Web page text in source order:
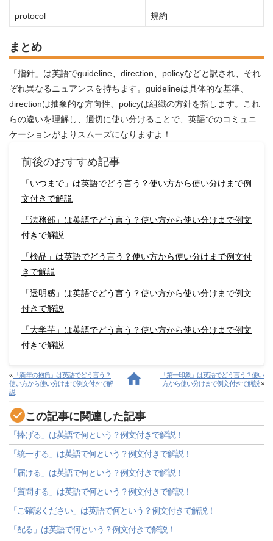
protocol 規約
まとめ
「指針」は英語でguideline、direction、policyなどと訳され、それ
ぞれ異なるニュアンスを持ちます。guidelineは具体的な基準、
directionは抽象的な方向性、policyは組織の方針を指します。これ
らの違いを理解し、適切に使い分けることで、英語でのコミュニ
ケーションがよりスムーズになりますよ！
前後のおすすめ記事
「いつまで」は英語でどう言う？使い方から使い分けまで例
文付きで解説
「法務部」は英語でどう言う？使い方から使い分けまで例文
付きで解説
「検品」は英語でどう言う？使い方から使い分けまで例文付
きで解説
「透明感」は英語でどう言う？使い方から使い分けまで例文
付きで解説
「大学芋」は英語でどう言う？使い方から使い分けまで例文
付きで解説
« 「新年の抱負」は英語でどう言う？
使い方から使い分けまで例文付きで解
説
「第一印象」は英語でどう言う？使い
方から使い分けまで例文付きで解説»
この記事に関連した記事
「捧げる」は英語で何という？例文付きで解説！
「統一する」は英語で何という？例文付きで解説！
「届ける」は英語で何という？例文付きで解説！
「質問する」は英語で何という？例文付きで解説！
「ご確認ください」は英語で何という？例文付きで解説！
「配る」は英語で何という？例文付きで解説！